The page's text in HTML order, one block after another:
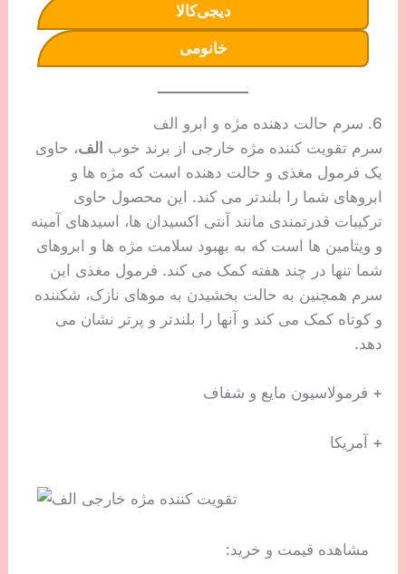
دیجی‌کالا
خانومی
6. سرم حالت دهنده مژه و ابرو الف
سرم تقویت کننده مژه خارجی از برند خوب الف، حاوی
یک فرمول مغذی و حالت دهنده است که مژه ها و
ابروهای شما را بلندتر می کند. این محصول حاوی
ترکیبات قدرتمندی مانند آنتی اکسیدان ها، اسیدهای آمینه
و ویتامین ها است که به بهبود سلامت مژه ها و ابروهای
شما تنها در چند هفته کمک می کند. فرمول مغذی این
سرم همچنین به حالت بخشیدن به موهای نازک، شکننده
و کوتاه کمک می کند و آنها را بلندتر و پرتر نشان می
دهد.
+ فرمولاسیون مایع و شفاف
+ آمریکا
مشاهده قیمت و خرید: